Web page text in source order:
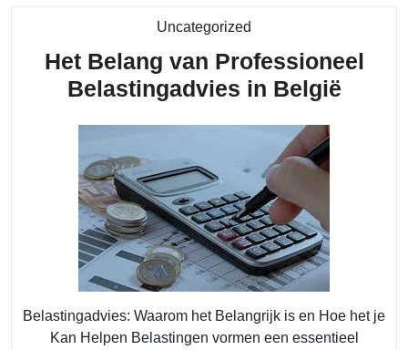
Uncategorized
Het Belang van Professioneel
Belastingadvies in BelgiëHet
Belastingadvies: Waarom het Belangrijk is en Hoe het je
Kan Helpen Belastingen vormen een essentieel